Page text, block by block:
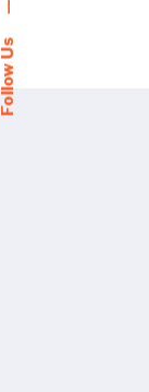
Follow Us